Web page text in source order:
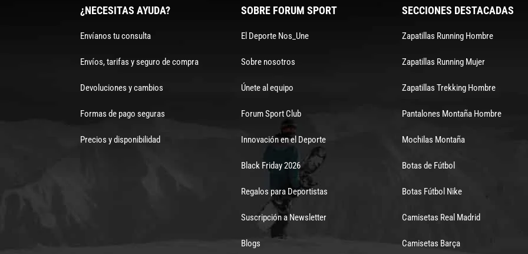
¿NECESITAS AYUDA?
Envíanos tu consulta
Envíos, tarifas y seguro de compra
Devoluciones y cambios
Formas de pago seguras
Precios y disponibilidad
SOBRE FORUM SPORT
El Deporte Nos_Une
Sobre nosotros
Únete al equipo
Forum Sport Club
Innovación en el Deporte
Black Friday 2026
Regalos para Deportistas
Suscripción a Newsletter
Blogs
SECCIONES DESTACADAS
Zapatillas Running Hombre
Zapatillas Running Mujer
Zapatillas Trekking Hombre
Pantalones Montaña Hombre
Mochilas Montaña
Botas de Fútbol
Botas Fútbol Nike
Camisetas Real Madrid
Camisetas Barça